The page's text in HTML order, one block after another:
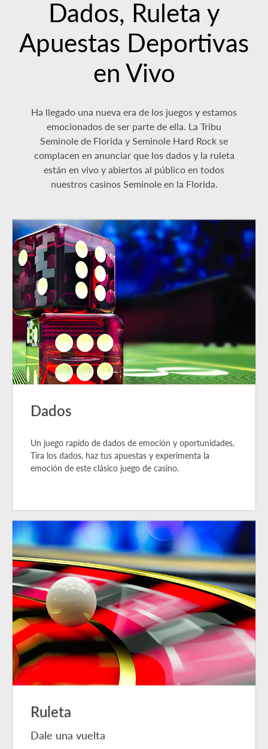
Dados, Ruleta y
Apuestas Deportivas
en Vivo
Ha llegado una nueva era de los juegos y estamos
emocionados de ser parte de ella. La Tribu
Seminole de Florida y Seminole Hard Rock se
complacen en anunciar que los dados y la ruleta
están en vivo y abiertos al público en todos
nuestros casinos Seminole en la Florida.
Dados
Un juego rapido de dados de emoción y oportunidades.
Tira los dados, haz tus apuestas y experimenta la
emoción de este clásico juego de casino.
Ruleta
Dale una vuelta